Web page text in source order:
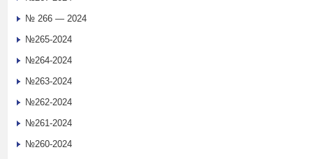
№ 266 — 2024
№265-2024
№264-2024
№263-2024
№262-2024
№261-2024
№260-2024